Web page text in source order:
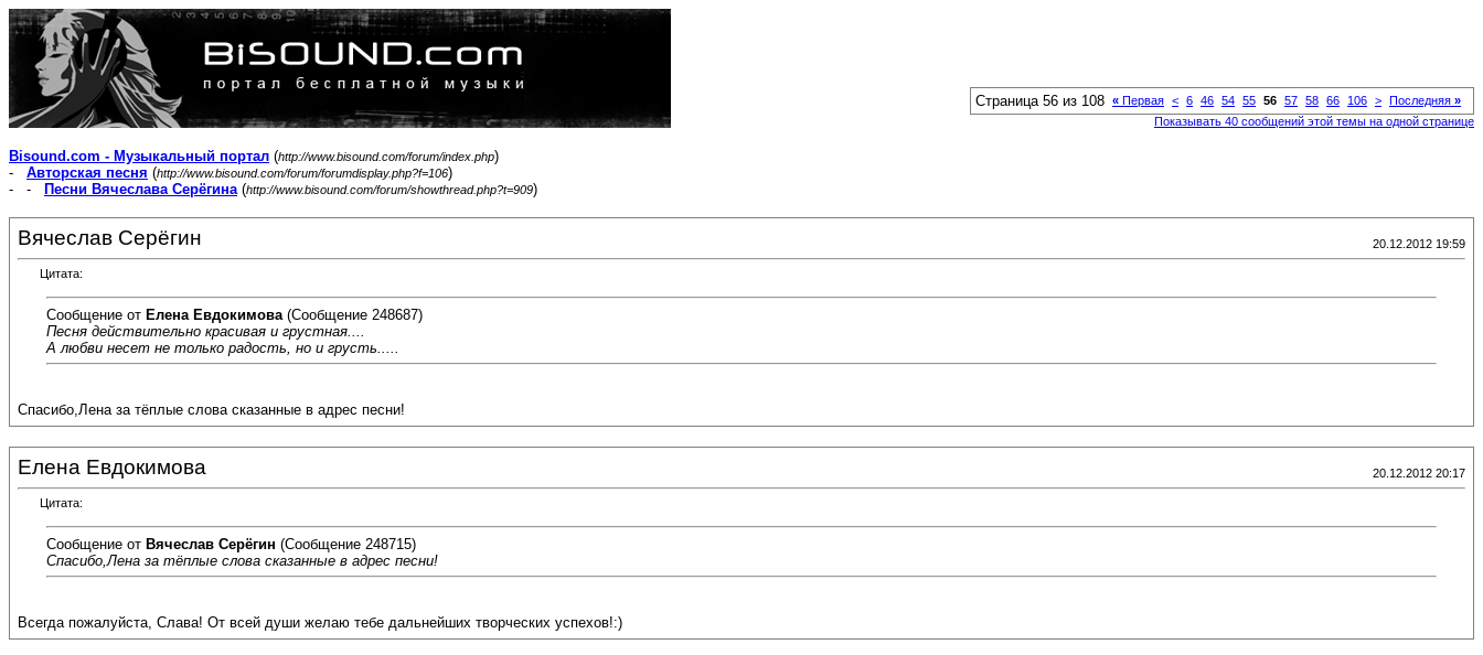
Страница 56 из 108 « Первая < 6 46 54 55 56 57 58 66 106 > Последняя »
Показывать 40 сообщений этой темы на одной странице
Bisound.com - Музыкальный портал (http://www.bisound.com/forum/index.php)
- Авторская песня (http://www.bisound.com/forum/forumdisplay.php?f=106)
- -
Песни Вячеслава Серёгина(http://www.bisound.com/forum/showthread.php?t=909)
Вячеслав Серёгин 20.12.2012 19:59
Цитата:
Сообщение от Елена Евдокимова (Сообщение 248687)
Песня действительно красивая и грустная....
А любви несет не только радость, но и грусть.....
Спасибо,Лена за тёплые слова сказанные в адрес песни!
Елена Евдокимова 20.12.2012 20:17
Цитата:
Сообщение от Вячеслав Серёгин (Сообщение 248715)
Спасибо,Лена за тёплые слова сказанные в адрес песни!
Всегда пожалуйста, Слава! От всей души желаю тебе дальнейших творческих успехов!:)